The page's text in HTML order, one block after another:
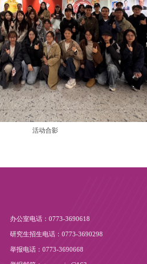
活动合影
办公室电话：0773-3690618
研究生招生电话：0773-3690298
举报电话：0773-3690668